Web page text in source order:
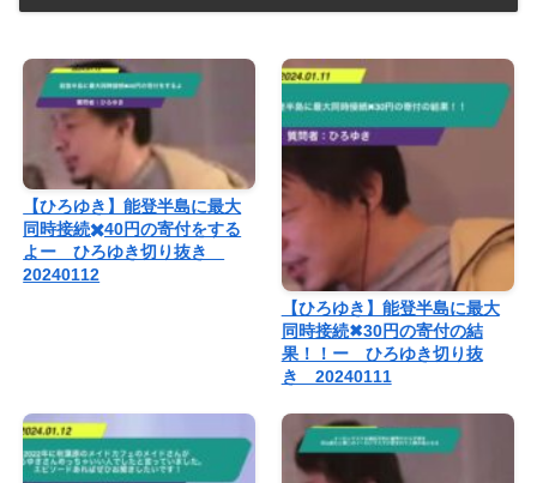
【ひろゆき】能登半島に最大
同時接続✖️40円の寄付をする
よー ひろゆき切り抜き
20240112
【ひろゆき】能登半島に最大
同時接続✖︎30円の寄付の結
果！！ー ひろゆき切り抜
き 20240111